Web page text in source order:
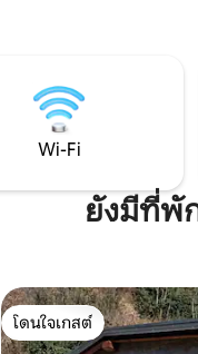
Wi-Fi
ยังมีที่พั
โดนใจเกสต์
โดนใจเกสต์